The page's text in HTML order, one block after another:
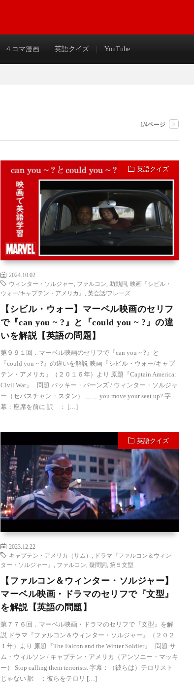
４コマ漫画 英語クイズ YouTube
1/4ページ >
英語クイズ
2024.10.02
ウィンター・ソルジャー, ファルコン,助動詞 , 映画『シビル・
ウォー/キャプテン・アメリカ』 ,英会話/フレーズ
【シビル・ウォー】マーベル映画のセリフ
で『can you ~ ?』と『could you ~ ?』の違
いを解説【英語の問題】
第９９１回．マーベル映画のセリフで『can you ~ ?』と
『could you ~ ?』の違いを解説 映画『シビル・ウォー/キャプ
テン・アメリカ』（２０１６年）より 原題『Captain America:
Civil War』 問題 バッキー・バーンズ / ウィンター・ソルジャ
ー（セバスチャン・スタン） ＿＿ you move your seat up? 字
幕：座席を前に 訳 ： […]
英語クイズ
2023.12.22
キャプテン・アメリカ（サム） , ドラマ『ファルコン＆ウィン
ター・ソルジャー』 , ファルコン, 疑問詞 ,第５文型
【ファルコン＆ウィンター・ソルジャー】
マーベル映画・ドラマのセリフで『文型』
を解説【英語の問題】
第７７６回．マーベル映画・ドラマのセリフで『文型』を解
説 ドラマ『ファルコン＆ウィンター・ソルジャー』（２０２
１年）より 原題『The Falcon and the Winter Soldier』 問題 サ
ム・ウィルソン / キャプテン・アメリカ（アンソニー・マッキ
ー） Stop calling them terrorists. 字幕：（彼らは）テロリスト
じゃない 訳 ：彼らをテロリ […]